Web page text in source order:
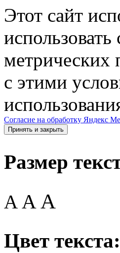
Этот сайт
метрических
с этими
Согласие на обработку Яндекс
Принять и закрыть
Размер
A AA
Цвет текста: